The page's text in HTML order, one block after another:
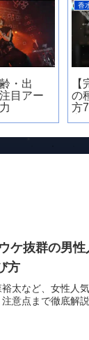
・出
目アー
香
の
方
ケ抜群の男
方
太など、女性人
意点まで徹底解